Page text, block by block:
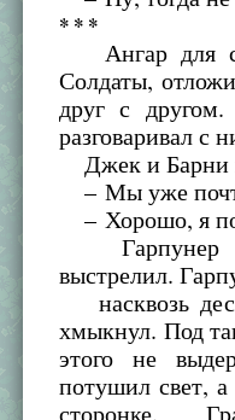
* * *
Ангар для
Солдаты,
друг с
разговаривал с
Джек и Барни
– Мы уже
– Хорошо, я
Гарпунер
выстрелил.
насквозь
хмыкнул. Под
этого не
потушил свет,
сторонке.